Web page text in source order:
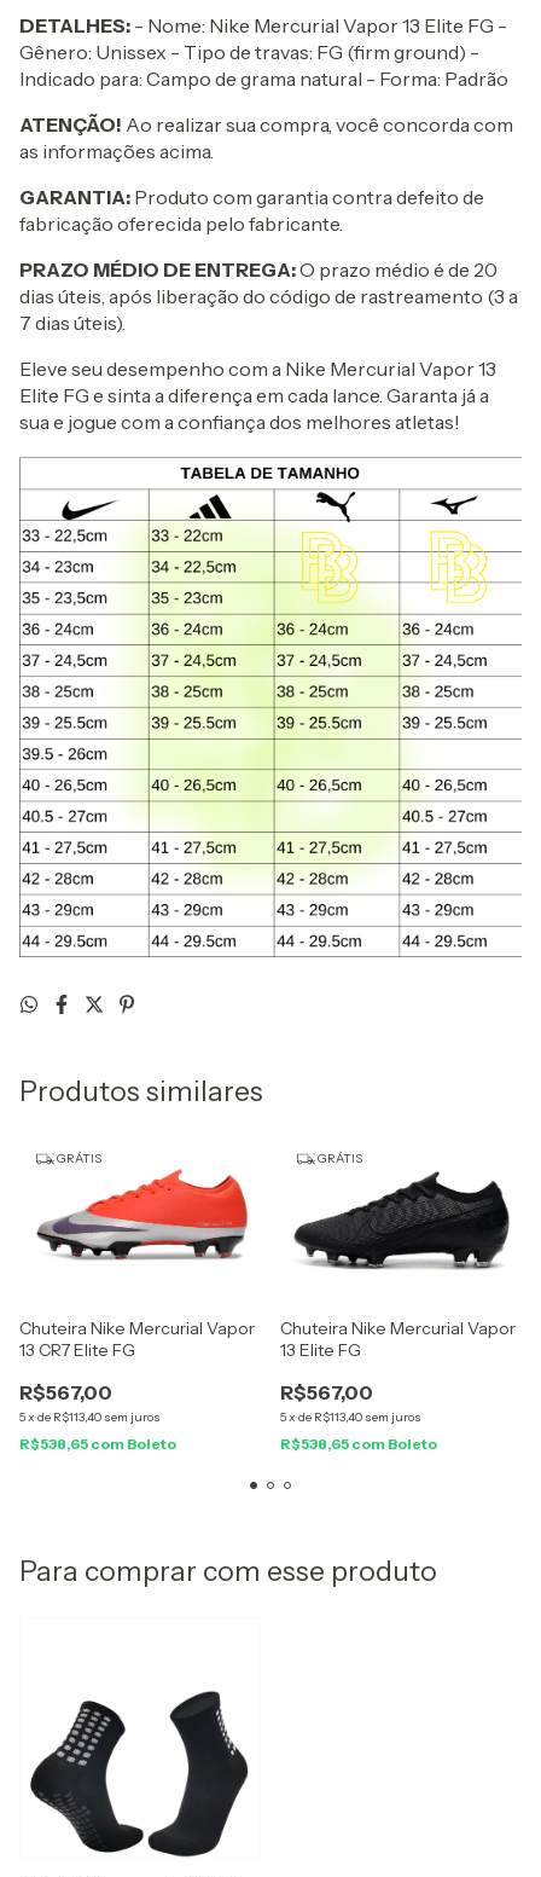
DETALHES: - Nome: Nike Mercurial Vapor 13 Elite FG -
Gênero: Unissex - Tipo de travas: FG (firm ground) -
Indicado para: Campo de grama natural - Forma: Padrão
ATENÇÃO! Ao realizar sua compra, você concorda com
as informações acima.
GARANTIA: Produto com garantia contra defeito de
fabricação oferecida pelo fabricante.
PRAZO MÉDIO DE ENTREGA:O prazo médio é de 20
dias úteis, após liberação do código de rastreamento (3 a
7 dias úteis).
Eleve seu desempenho com a Nike Mercurial Vapor 13
Elite FG e sinta a diferença em cada lance. Garanta já a
sua e jogue com a confiança dos melhores atletas!
Produtos similares
GRÁTIS
Chuteira Nike Mercurial Vapor
13 CR7 Elite FG
R$567,00
5x de R$113,40 sem juros
R$538,65 com Boleto
GRÁTIS
Chuteira Nike Mercurial Vapor
13 Elite FG
R$567,00
5x de R$113,40 sem juros
R$538,65 com Boleto
Para comprar com esse produto